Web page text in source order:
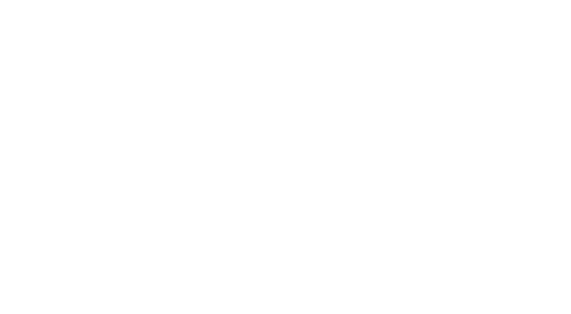
und auch über
des Landes